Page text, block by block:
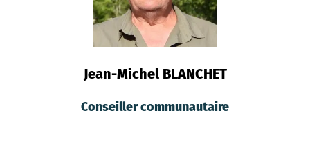
Jean-Michel BLANCHET
Conseiller communautaire